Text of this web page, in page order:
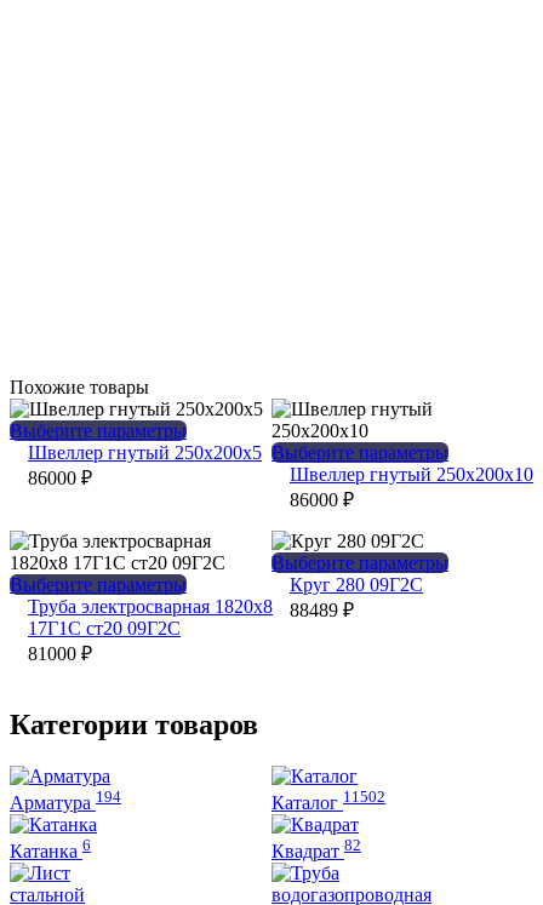
Похожие товары
Выберите параметрыЭтот
товар
Опции
можно
выбрать
на
Швеллер гнутый 250х200х5
86000 ₽
Выберите параметрыЭтот
товар
Опции
Швеллер гнутый 250х200х10
86000 ₽
Выберите параметрыЭтот
товар
выбрать
Труба электросварная 1820х8
17Г1С ст20 09Г2С
81000 ₽
Выберите параметрыЭтот
Круг 280 09Г2С
88489 ₽
Категории товаров
Арматура 194 Каталог 11502
Катанка 6 Квадрат 82